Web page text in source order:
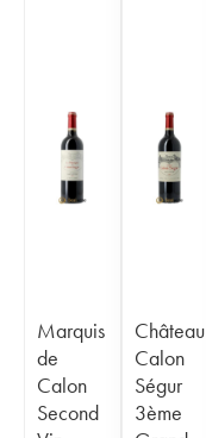
Marquis
de
Calon
Second
Château
Calon
Ségur
3ème